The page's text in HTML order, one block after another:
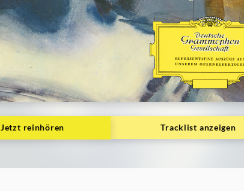
Jetzt reinhören Tracklist anzeigen